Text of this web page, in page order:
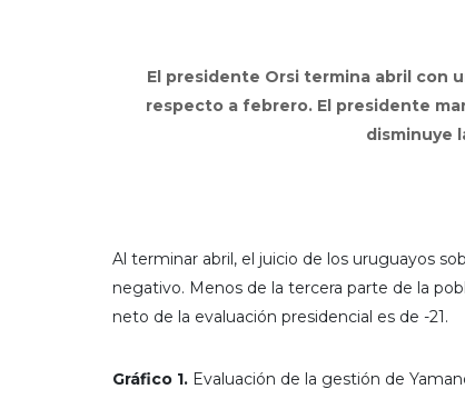
El presidente Orsi termina abril con
respecto a febrero. El presidente
disminuye
Al terminar abril, el juicio de los uruguayos
negativo. Menos de la tercera parte de la
neto de la evaluación presidencial es de -21.
Gráfico 1. Evaluación de la gestión de